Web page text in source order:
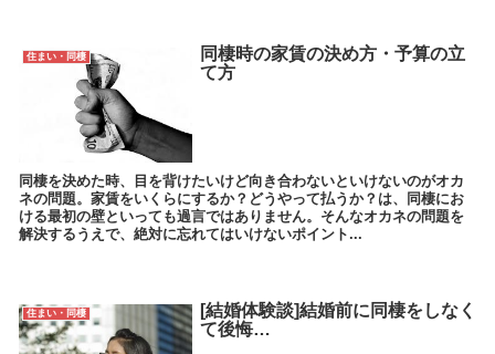
住まい・同棲
同棲時の家賃の決め方・予算の立
て方
同棲を決めた時、目を背けたいけど向き合わないといけないのがオカ
ネの問題。家賃をいくらにするか？どうやって払うか？は、同棲にお
ける最初の壁といっても過言ではありません。そんなオカネの問題を
解決するうえで、絶対に忘れてはいけないポイント...
住まい・同棲
[結婚体験談]結婚前に同棲をしなく
て後悔…